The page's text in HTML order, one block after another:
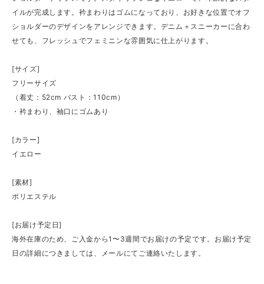
イルが完成します。衿まわりはゴムになっており、お好きな位置でオフ
ショルダーのデザインをアレンジできます。デニム＋スニーカーに合わ
せても、フレッシュでフェミニンな雰囲気に仕上がります。
[サイズ]
フリーサイズ
（着丈：52cm バスト：110cm）
・衿まわり、袖口にゴムあり
[カラー]
イエロー
[素材]
ポリエステル
[お届け予定日]
海外在庫のため、ご入金から1〜3週間でお届けの予定です。お届け予定
日の詳細につきましては、メールにてご連絡いたします。